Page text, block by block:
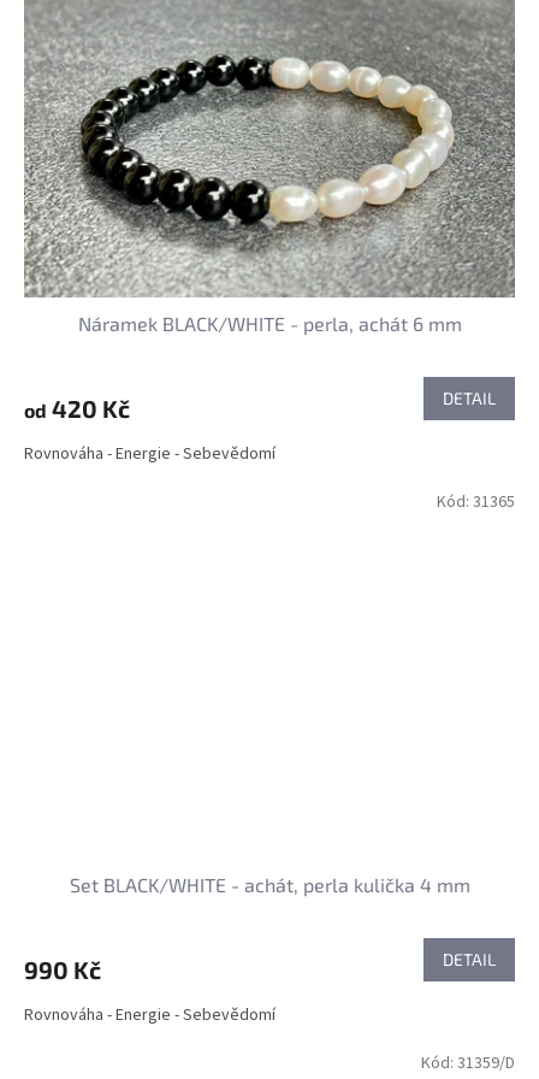
Náramek BLACK/WHITE - perla, achát 6 mm
od 420 Kč DETAIL
Rovnováha - Energie - Sebevědomí
Set BLACK/WHITE - achát, perla kulička 4 mm
990 Kč DETAIL
Rovnováha - Energie - Sebevědomí
Kód: 31365
Kód: 31359/D